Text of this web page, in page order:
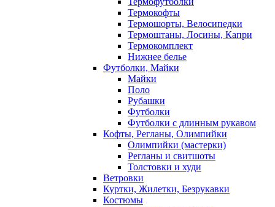
Термокофты
Термошорты, Велосипедки
Термоштаны, Лосины, Капри
Термокомплект
Нижнее белье
Футболки, Майки
Майки
Поло
Рубашки
Футболки
Футболки с длинным рукавом
Кофты, Регланы, Олимпийки
Олимпийки (мастерки)
Регланы и свитшоты
Толстовки и худи
Ветровки
Куртки, Жилетки, Безрукавки
Костюмы